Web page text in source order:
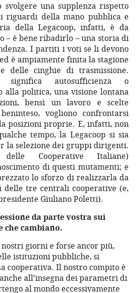
svolgere una supplenza rispetto
riguardi della mano pubblica e
della Legacoop, infatti, è da
– è bene ribadirlo – una storia di
I partiti i voti se li devono
è ampiamente finita la stagione
delle cinghie di trasmissione.
significa autosufficienza o
alla politica, una visione lontana
bensì un lavoro e scelte
vogliono confrontarsi
posizioni proprie. E, infatti, non
tempo, la Legacoop si sia
la selezione dei gruppi dirigenti.
delle Cooperative Italiane)
di questi mutamenti; e
lo sforzo di realizzarla da
tre centrali cooperative (e,
Giuliano Poletti).
da parte vostra sui
che cambiano.
giorni e forse ancor più,
istituzioni pubbliche, si
cooperativa. Il nostro compito è
all’insegna dei parametri di
al mondo eccessivamente